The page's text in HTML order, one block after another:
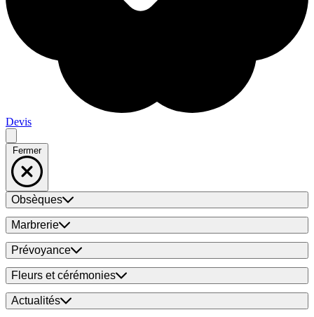
Devis
Fermer
Obsèques
Marbrerie
Prévoyance
Fleurs et cérémonies
Actualités